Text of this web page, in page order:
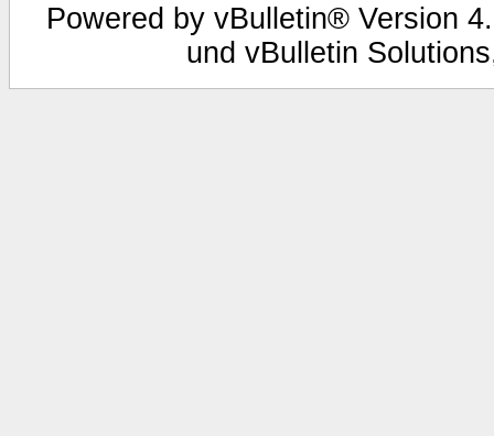
Powered by vBulletin® Version
und vBulletin